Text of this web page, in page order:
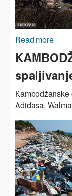
Read more
Adidasa,